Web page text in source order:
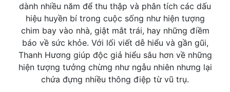
dành nhiều năm để thu thập và phân tích các dấu
hiệu huyền bí trong cuộc sống như hiện tượng
chim bay vào nhà, giật mắt trái, hay những điềm
báo về sức khỏe. Với lối viết dễ hiểu và gần gũi,
Thanh Hương giúp độc giả hiểu sâu hơn về những
hiện tượng tưởng chừng như ngẫu nhiên nhưng lại
chứa đựng nhiều thông điệp từ vũ trụ.